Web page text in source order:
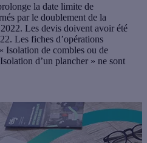
la date limite de
par le doublement de la
Les devis doivent avoir été
Les fiches d’opérations
Isolation de combles ou de
d’un plancher » ne sont